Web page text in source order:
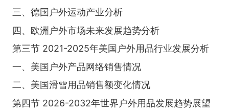
三、德国户外运动产业分析
四、欧洲户外市场未来发展趋势分析
第三节 2021-2025年美国户外用品行业发展分析
一、美国户外产品网络销售情况
二、美国滑雪用品销售额变化情况
第四节 2026-2032年世界户外用品发展趋势展望